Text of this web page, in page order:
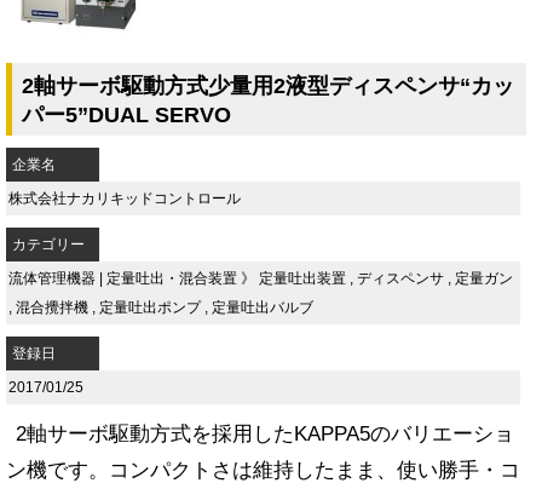
2軸サーボ駆動方式少量用2液型ディスペンサ“カッ
パー5”DUAL SERVO
企業名
株式会社ナカリキッドコントロール
カテゴリー
流体管理機器 | 定量吐出・混合装置 》 定量吐出装置 ディスペンサ
定量ガン
混合攪拌機 定量吐出ポンプ, 定量吐出バルブ
登録日
2017/01/25
2軸サーボ駆動方式を採用したKAPPA5のバリエーショ
ン機です。コンパクトさは維持したまま、使い勝手・コ